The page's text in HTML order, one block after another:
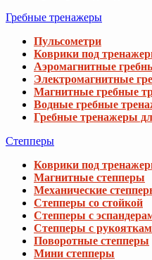
Гребные тренажеры
Пульсометри
Коврики под
Аэромагнитные
Электромагнитные
Магнитные гребные
Водные гребные
Гребные тренажеры
Степперы
Коврики под
Магнитные степперы
Механические
Степперы со стойкой
Степперы с
Степперы с
Поворотные степперы
Мини степперы